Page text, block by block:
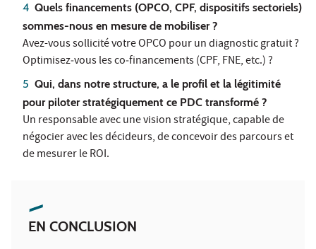
Quels financements (OPCO, CPF, dispositifs sectoriels)
sommes‑nous en mesure de mobiliser ?
Avez-vous sollicité votre OPCO pour un diagnostic gratuit ?
Optimisez‑vous les co‑financements (CPF, FNE, etc.) ?
Qui, dans notre structure, a le profil et la légitimité
pour piloter stratégiquement ce PDC transformé ?
Un responsable avec une vision stratégique, capable de
négocier avec les décideurs, de concevoir des parcours et
de mesurer le ROI.
EN CONCLUSION